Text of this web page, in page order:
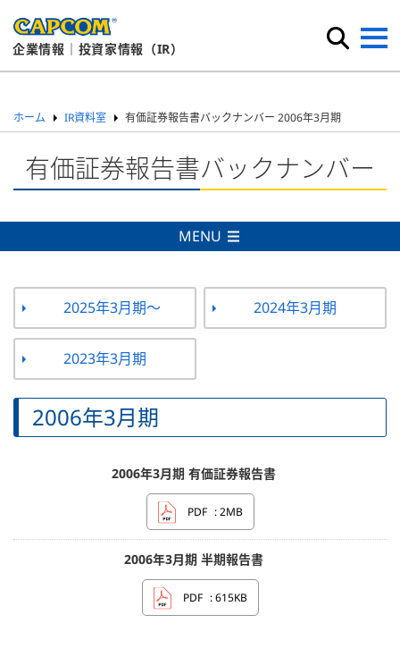
企業情報｜投資家情報（IR）
ホーム IR資料室 有価証券報告書バックナンバー 2006年3月期
有価証券報告書バックナンバー
MENU
2025年3月期～ 2024年3月期
2023年3月期
2006年3月期
2006年3月期 有価証券報告書
PDF : 2MB
2006年3月期 半期報告書
PDF : 615KB